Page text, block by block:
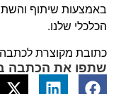
באמצעות שיתוף
הכלכלי שלנו.
כתובת מקוצרת לכתבה
שתפו את הכתבה